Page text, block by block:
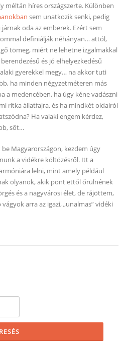
méltán híres országszerte. Különben
sem unatkozik senki, pedig
oda az emberek. Ezért sem
definiálják néhányan… attól,
tömeg, miért ne lehetne izgalmakkal
és jó elhelyezkedésű
gyerekkel megy… na akkor tuti
ha minden négyzetméteren más
a medencében, ha úgy kéne vadászni
ritka állatfajra, és ha mindkét oldalról
Ha valaki engem kérdez,
sőt…
Magyarországon, kezdem úgy
a vidékre költözésről. Itt a
lelni, mint amely például
olyanok, akik pont ettől őrülnének
és a nagyvárosi élet, de rájöttem,
arra az igazi, „unalmas” vidéki